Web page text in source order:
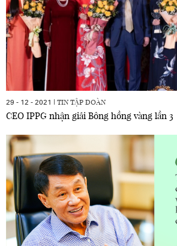
29 - 12 - 2021 | TIN TẬP ĐOÀN
CEO IPPG nhận giải Bông hồng vàng lần 3